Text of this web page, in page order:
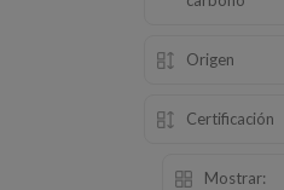
Origen
Certificación
Mostrar: